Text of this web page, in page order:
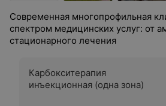
Современная многопрофильная
спектром медицинских услуг: от
стационарного лечения
Карбокситерапия
инъекционная (одна зона)